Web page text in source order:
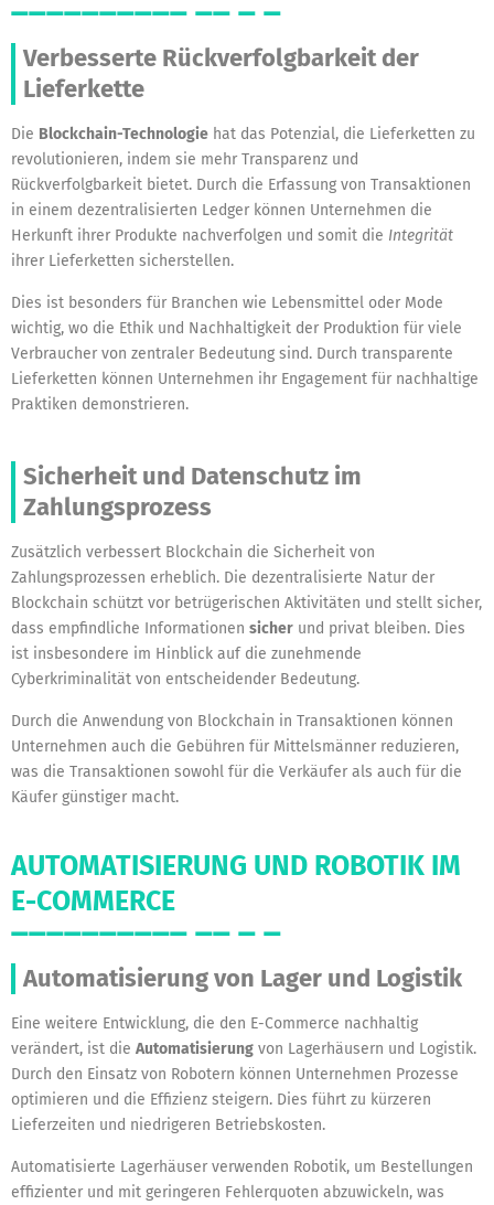
Verbesserte Rückverfolgbarkeit der
Lieferkette
Die Blockchain-Technologie hat das Potenzial, die Lieferketten zu
revolutionieren, indem sie mehr Transparenz und
Rückverfolgbarkeit bietet. Durch die Erfassung von Transaktionen
in einem dezentralisierten Ledger können Unternehmen die
Herkunft ihrer Produkte nachverfolgen und somit die Integrität
ihrer Lieferketten sicherstellen.
Dies ist besonders für Branchen wie Lebensmittel oder Mode
wichtig, wo die Ethik und Nachhaltigkeit der Produktion für viele
Verbraucher von zentraler Bedeutung sind. Durch transparente
Lieferketten können Unternehmen ihr Engagement für nachhaltige
Praktiken demonstrieren.
Sicherheit und Datenschutz im
Zahlungsprozess
Zusätzlich verbessert Blockchain die Sicherheit von
Zahlungsprozessen erheblich. Die dezentralisierte Natur der
Blockchain schützt vor betrügerischen Aktivitäten und stellt sicher,
dass empfindliche Informationen sicher und privat bleiben. Dies
ist insbesondere im Hinblick auf die zunehmende
Cyberkriminalität von entscheidender Bedeutung.
Durch die Anwendung von Blockchain in Transaktionen können
Unternehmen auch die Gebühren für Mittelsmänner reduzieren,
was die Transaktionen sowohl für die Verkäufer als auch für die
Käufer günstiger macht.
AUTOMATISIERUNG UND ROBOTIK IM
E-COMMERCE
Automatisierung von Lager und Logistik
Eine weitere Entwicklung, die den E-Commerce nachhaltig
verändert, ist die Automatisierung von Lagerhäusern und Logistik.
Durch den Einsatz von Robotern können Unternehmen Prozesse
optimieren und die Effizienz steigern. Dies führt zu kürzeren
Lieferzeiten und niedrigeren Betriebskosten.
Automatisierte Lagerhäuser verwenden Robotik, um Bestellungen
effizienter und mit geringeren Fehlerquoten abzuwickeln, was